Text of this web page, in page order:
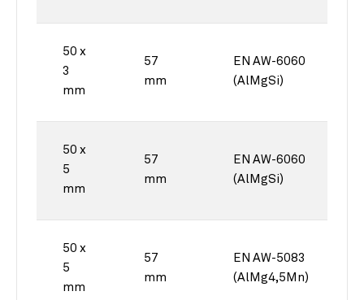
50 x
3
mm
57
mm
EN AW-6060
(AlMgSi)
50 x
5
mm
57
mm
EN AW-6060
(AlMgSi)
50 x
5
mm
57
mm
EN AW-5083
(AlMg4,5Mn)